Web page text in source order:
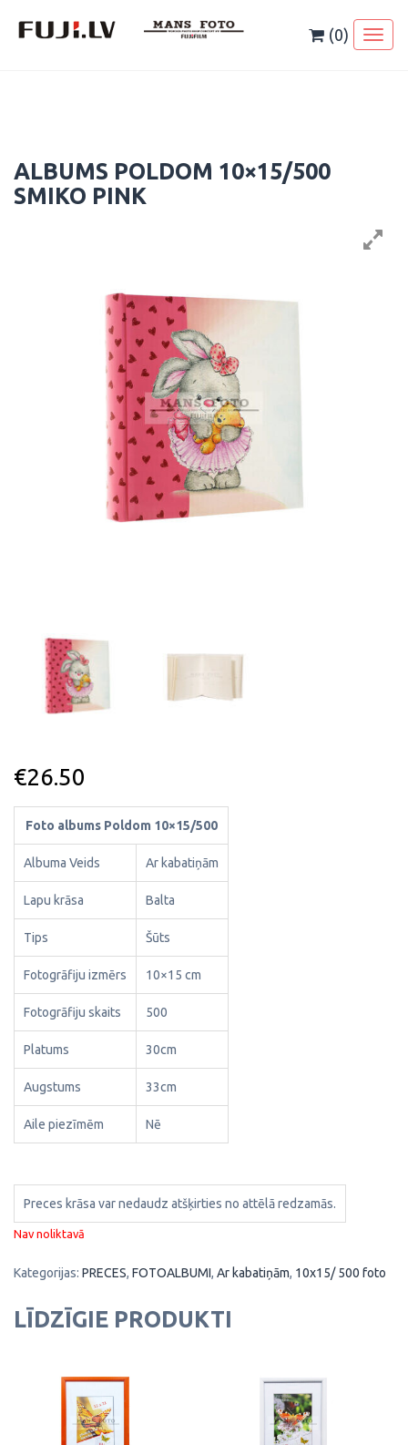
(0)
ALBUMS POLDOM 10×15/500
SMIKO PINK
€26.50
Foto albums Poldom 10×15/500
Albuma Veids Ar kabatiņām
Lapu krāsa Balta
Tips Šūts
Fotogrāfiju izmērs 10×15 cm
Fotogrāfiju skaits 500
Platums 30cm
Augstums 33cm
Aile piezīmēm Nē
Preces krāsa var nedaudz atšķirties no attēlā redzamās.
Nav noliktavā
Kategorijas: PRECES, FOTOALBUMI, Ar kabatiņām, 10x15/ 500 foto
LĪDZĪGIE PRODUKTI